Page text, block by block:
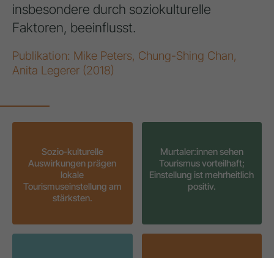
insbesondere durch soziokulturelle
Faktoren, beeinflusst.
Publikation: Mike Peters, Chung-Shing Chan,
Anita Legerer (2018)
Sozio-kulturelle
Auswirkungen prägen
lokale
Tourismuseinstellung am
stärksten.
Murtaler:innen sehen
Tourismus vorteilhaft;
Einstellung ist mehrheitlich
positiv.